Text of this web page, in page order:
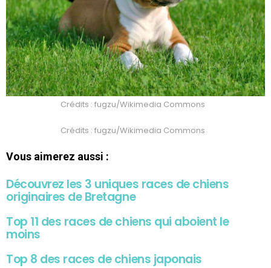
Crédits : fugzu/Wikimedia Commons
Crédits : fugzu/Wikimedia Commons
Vous aimerez aussi :
Découvrez les 3 uniques races de chiens
originaires de Bretagne
Top 11 des races de chiens qui aboient le
moins
Top 8 des races de chiens japonais